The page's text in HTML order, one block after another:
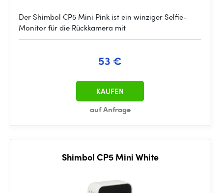
Der Shimbol CP5 Mini Pink ist ein winziger Selfie-
Monitor für die Rückkamera mit
53 €
auf Anfrage
KAUFEN
Shimbol CP5 Mini White